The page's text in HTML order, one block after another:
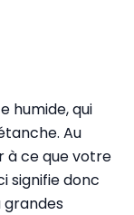
humide, qui
Au
à ce que votre
signifie donc
grandes